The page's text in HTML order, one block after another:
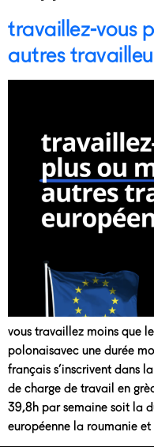
travaillez-vous
autres
vous travaillez moins que
polonaisavec une durée
français s’inscrivent dans
de charge de travail en
39,8h par semaine soit la
européenne la roumanie